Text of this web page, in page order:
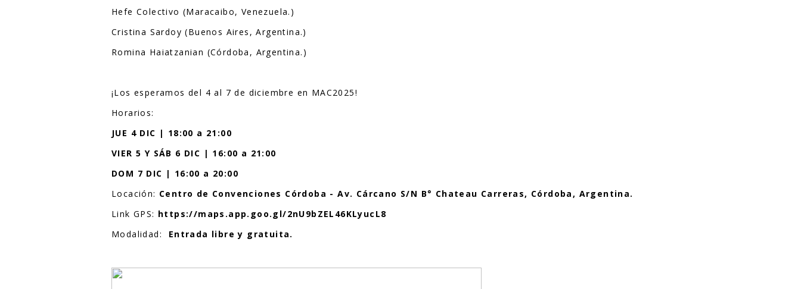
Hefe Colectivo (Maracaibo, Venezuela.)
Cristina Sardoy (Buenos Aires, Argentina.)
Romina Haiatzanian (Córdoba, Argentina.)
¡Los esperamos del 4 al 7 de diciembre en MAC2025!
Horarios:
JUE 4 DIC | 18:00 a 21:00
VIER 5 Y SÁB 6 DIC | 16:00 a 21:00
DOM 7 DIC | 16:00 a 20:00
Locación: Centro de Convenciones Córdoba - Av. Cárcano S/N B° Chateau Carreras, Córdoba, Argentina.
Link GPS: https://maps.app.goo.gl/2nU9bZEL46KLyucL8
Modalidad:
Entrada libre y gratuita.